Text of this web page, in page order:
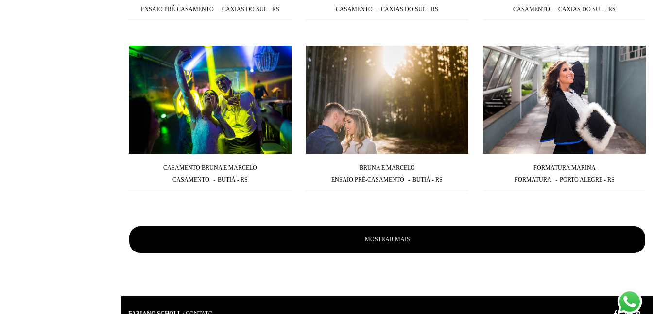
ENSAIO PRÉ-CASAMENTO
CAXIAS DO SUL - RS
CASAMENTO
CAXIAS DO SUL - RS
CASAMENTO
CAXIAS DO SUL - RS
CASAMENTO BRUNA E MARCELO
CASAMENTO
BUTIÁ - RS
BRUNA E MARCELO
ENSAIO PRÉ-CASAMENTO
BUTIÁ - RS
FORMATURA MARINA
FORMATURA
PORTO ALEGRE - RS
MOSTRAR MAIS